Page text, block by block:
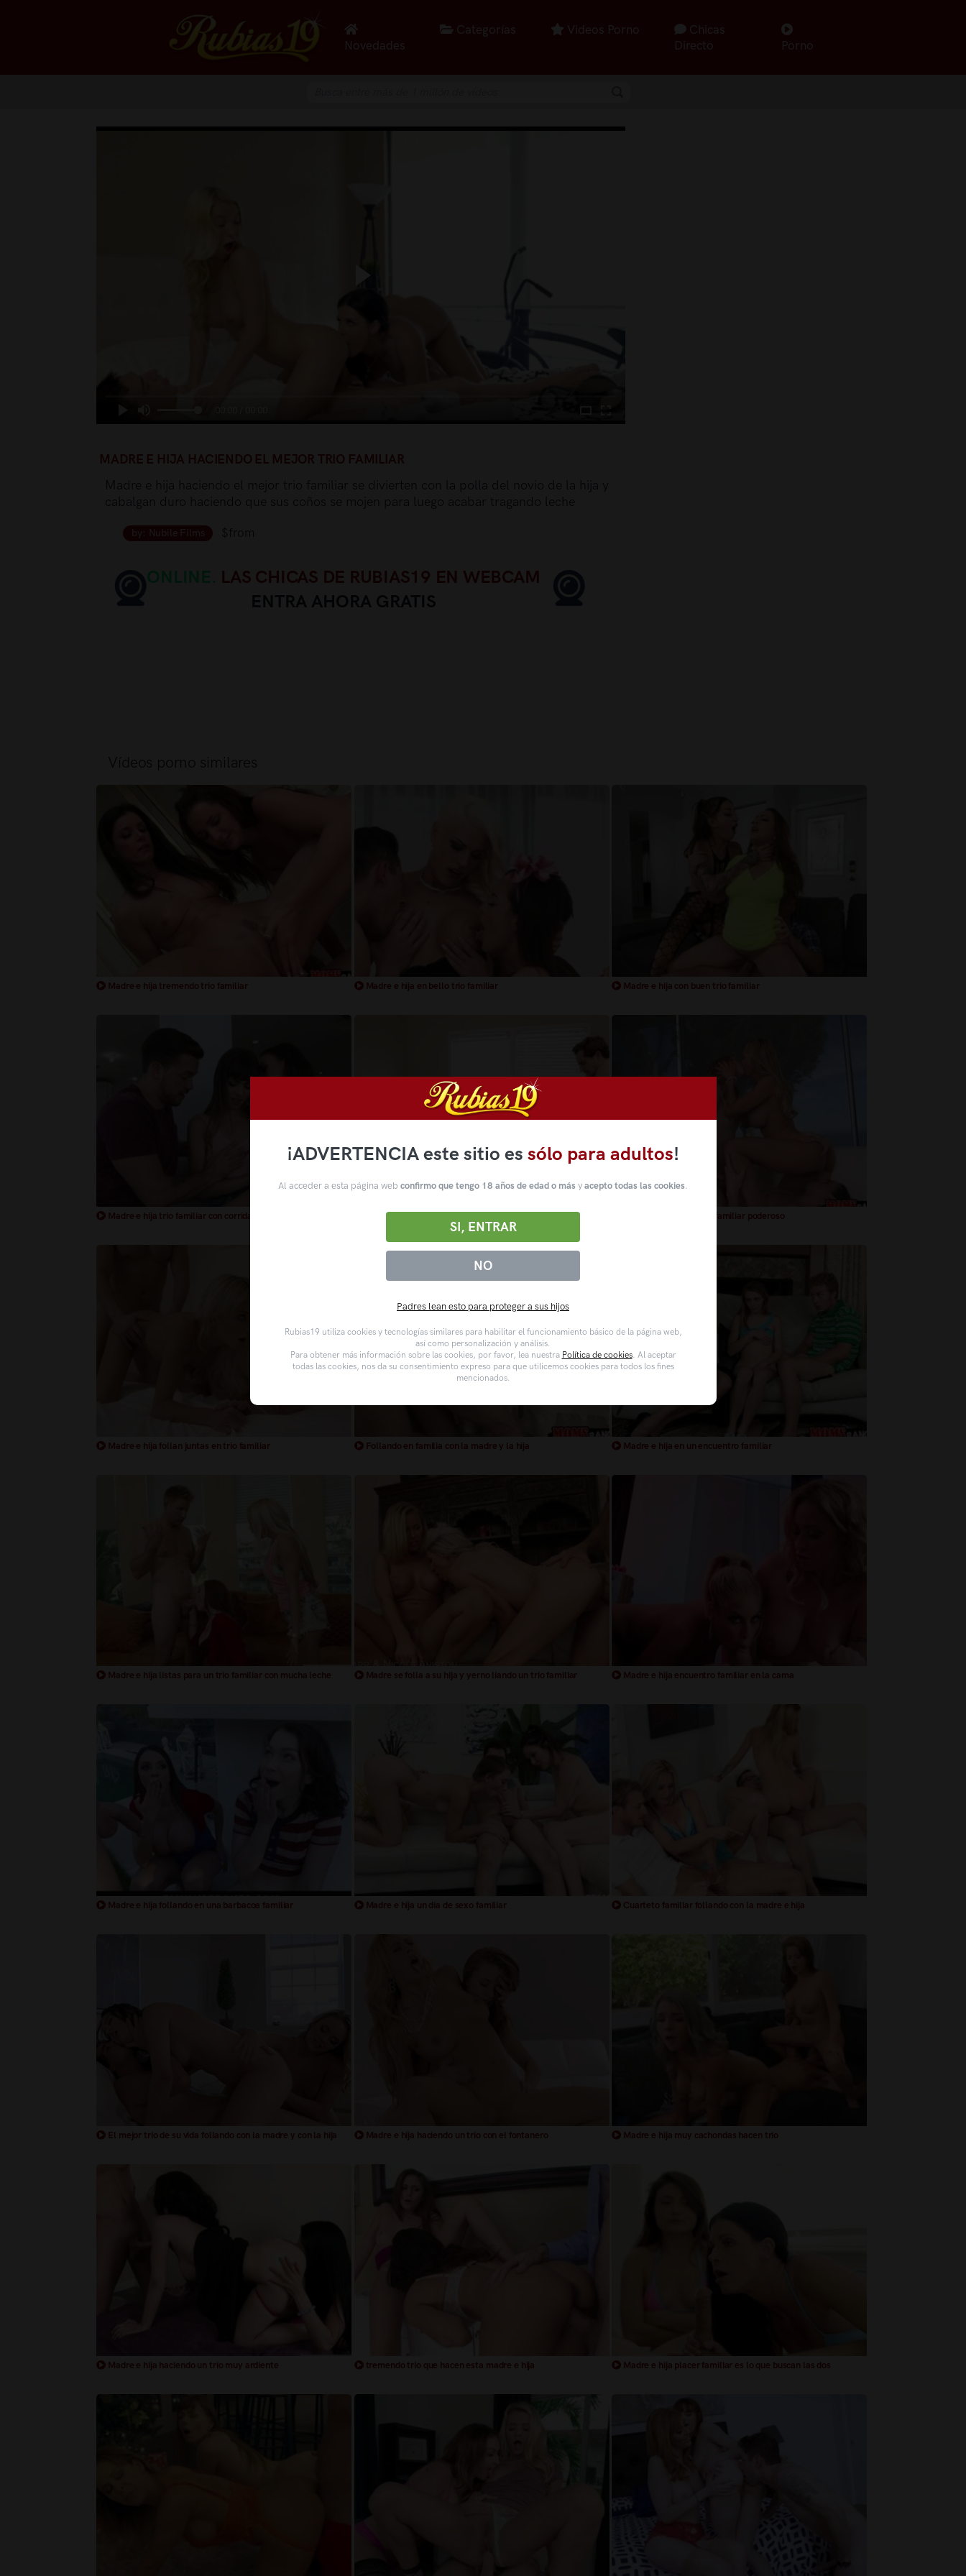
Novedades
Categorías Videos Porno
Chicas
Directo
Porno
MADRE E HIJA HACIENDO EL MEJOR TRIO FAMILIAR
by: Nubile Films
ONLINE. LAS CHICAS DE RUBIAS19 EN WEBCAM
Madre e hija tremendo trio familiar Madre e hija en bello trio familiar Madre e hija con buen trio familiar
Madre e hija trio familiar con corrida Madre e hija en un trío familiar con su hijastro Madre e hija en un trio familiar poderoso
Madre e hija follan juntas en trio familiar Follando en familia con la madre y la hija Madre e hija en un encuentro familiar
Madre e hija listas para un trio familiar con mucha leche Madre se folla a su hija y yerno liando un trio familiar Madre e hija encuentro familiar en la cama
Madre e hija follando en una barbacoa familiar Madre e hija un dia de sexo familiar Cuarteto familiar follando con la madre e hija
El mejor trio de su vida follando con la madre y con la hija Madre e hija haciendo un trio con el fontanero Madre e hija muy cachondas hacen trio
Madre e hija haciendo un trio muy ardiente tremendo trio que hacen esta madre e hija Madre e hija placer familiar es lo que buscan las dos
¡ADVERTENCIA este sitio es sólo para adultos!
Al acceder a esta página web confirmo que tengo 18 años de edad o más y acepto todas las cookies
NO
SI, ENTRAR
Padres lean esto para proteger a sus hijos
Rubias19 utiliza cookies y tecnologías similares para habilitar el funcionamiento básico de la página web,
así como personalización y análisis.
Para obtener más información sobre las cookies, por favor, lea nuestra Política de cookies. Al aceptar
todas las cookies, nos da su consentimiento expreso para que utilicemos cookies para todos los fines
mencionados.